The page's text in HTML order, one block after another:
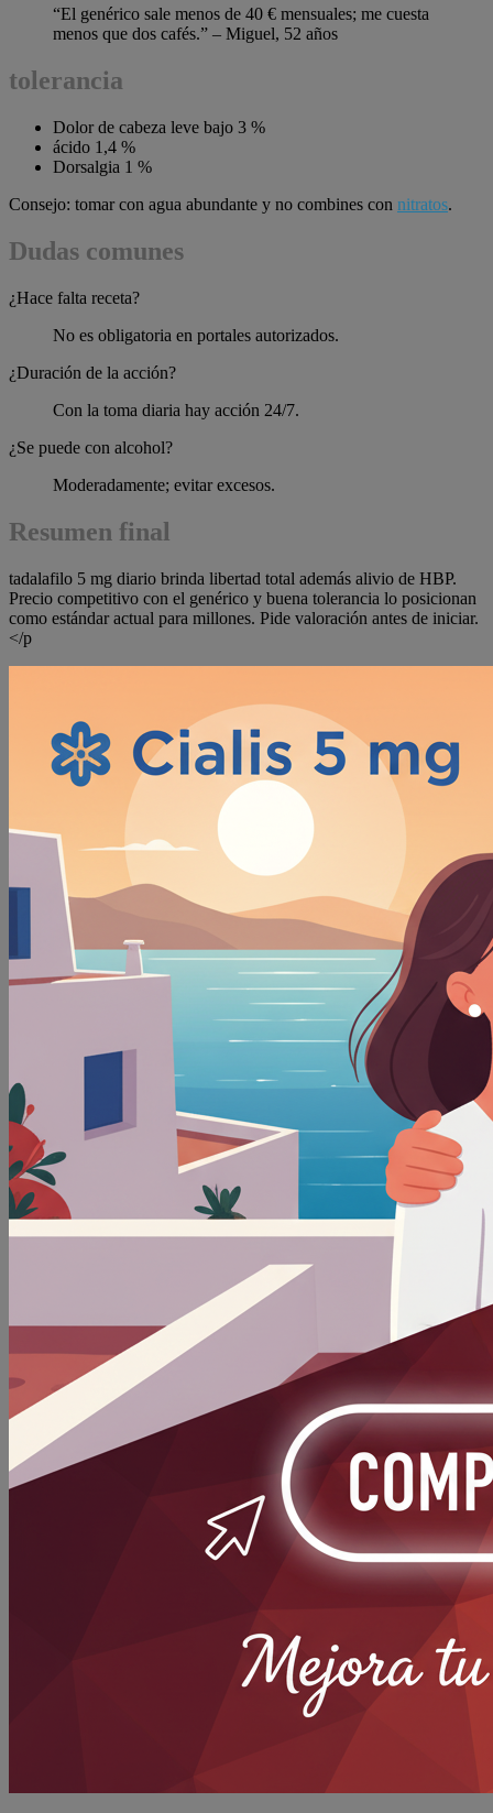
“El genérico sale menos de 40 € mensuales; me cuesta
menos que dos cafés.” – Miguel, 52 años
tolerancia
Dolor de cabeza leve bajo 3 %
ácido 1,4 %
Dorsalgia 1 %
Consejo: tomar con agua abundante y no combines con nitratos.
Dudas comunes
¿Hace falta receta?
No es obligatoria en portales autorizados.
¿Duración de la acción?
Con la toma diaria hay acción 24/7.
¿Se puede con alcohol?
Moderadamente; evitar excesos.
Resumen final
tadalafilo 5 mg diario brinda libertad total además alivio de HBP.
Precio competitivo con el genérico y buena tolerancia lo posicionan
como estándar actual para millones. Pide valoración antes de iniciar.
</p